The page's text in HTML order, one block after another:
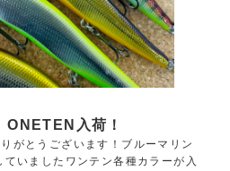
入荷！
がとうございます！ブルーマリン
いましたワンテン各種カラーが入